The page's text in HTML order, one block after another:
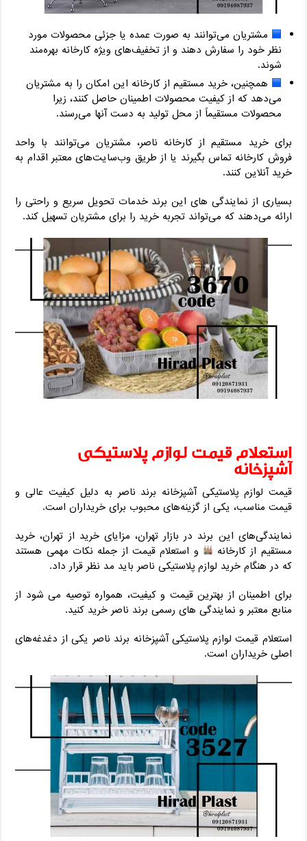
مشتریان می‌توانند به صورت عمده یا جزئی محصولات مورد
نظر خود را سفارش دهند و از تخفیف‌های ویژه کارخانه بهره‌مند
شوند.
همچنین، خرید مستقیم از کارخانه این امکان را به مشتریان
می‌دهد که از کیفیت محصولات اطمینان حاصل کنند، زیرا
محصولات مستقیماً از محل تولید به دست آنها می‌رسند.
برای خرید مستقیم از کارخانه ناصر، مشتریان می‌توانند با واحد
فروش کارخانه تماس بگیرند یا از طریق وب‌سایت‌های معتبر اقدام به
خرید آنلاین کنند.
بسیاری از نمایندگی های این برند خدمات تحویل سریع و راحتی را
ارائه می‌دهند که می‌تواند تجربه خرید را برای مشتریان تسهیل کند.
استعلام قیمت لوازم پلاستیکی
آشپزخانه
قیمت لوازم پلاستیکی آشپزخانه برند ناصر به دلیل کیفیت عالی و
قیمت مناسب، یکی از گزینه‌های محبوب برای خریداران است.
نمایندگی‌های این برند در بازار تهران، مزایای خرید از تهران، خرید
مستقیم از کارخانه
و استعلام قیمت از جمله نکات مهمی هستند
که در هنگام خرید لوازم پلاستیکی ناصر باید مد نظر قرار داد.
برای اطمینان از بهترین قیمت و کیفیت، همواره توصیه می شود از
منابع معتبر و نمایندگی های رسمی برند ناصر خرید کنید.
استعلام قیمت لوازم پلاستیکی آشپزخانه برند ناصر یکی از دغدغه‌های
اصلی خریداران است.